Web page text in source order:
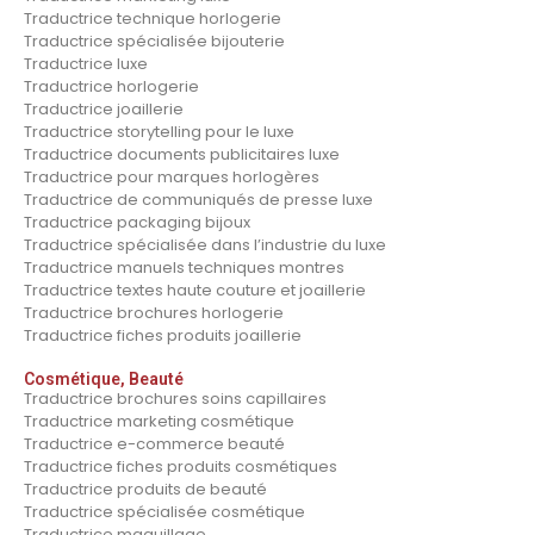
Traductrice technique horlogerie
Traductrice spécialisée bijouterie
Traductrice luxe
Traductrice horlogerie
Traductrice joaillerie
Traductrice storytelling pour le luxe
Traductrice documents publicitaires luxe
Traductrice pour marques horlogères
Traductrice de communiqués de presse luxe
Traductrice packaging bijoux
Traductrice spécialisée dans l’industrie du luxe
Traductrice manuels techniques montres
Traductrice textes haute couture et joaillerie
Traductrice brochures horlogerie
Traductrice fiches produits joaillerie
Cosmétique, Beauté
Traductrice brochures soins capillaires
Traductrice marketing cosmétique
Traductrice e-commerce beauté
Traductrice fiches produits cosmétiques
Traductrice produits de beauté
Traductrice spécialisée cosmétique